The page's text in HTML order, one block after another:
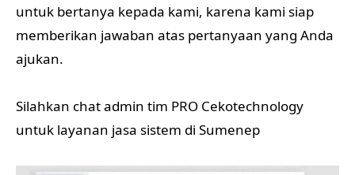
untuk bertanya kepada kami, karena kami siap
memberikan jawaban atas pertanyaan yang Anda
ajukan.
Silahkan chat admin tim PRO Cekotechnology
untuk layanan jasa sistem di Sumenep